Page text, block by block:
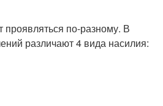
по-разному. В
различают 4 вида насилия: